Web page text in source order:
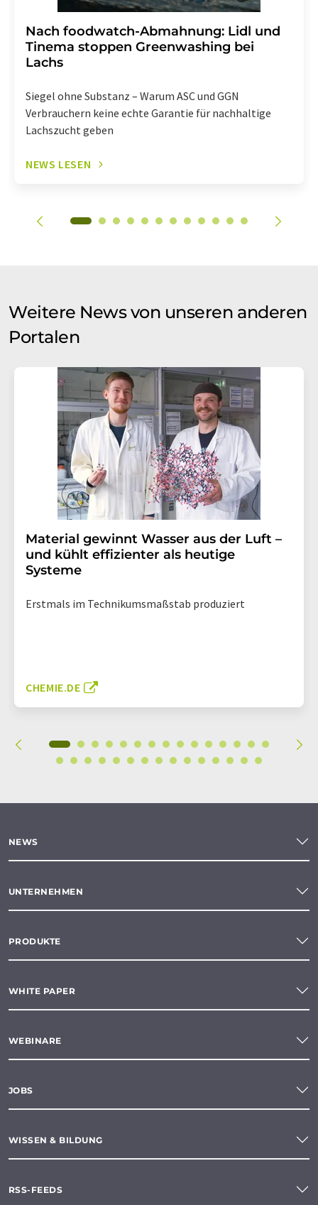
Nach foodwatch-Abmahnung: Lidl und
Tinema stoppen Greenwashing bei
Lachs
Siegel ohne Substanz – Warum ASC und GGN
Verbrauchern keine echte Garantie für nachhaltige
Lachszucht geben
NEWS LESEN
Weitere News von unseren anderen
Portalen
Material gewinnt Wasser aus der Luft –
und kühlt effizienter als heutige
Systeme
Erstmals im Technikumsmaßstab produziert
CHEMIE.DE
NEWS
UNTERNEHMEN
PRODUKTE
WHITE PAPER
WEBINARE
JOBS
WISSEN & BILDUNG
RSS-FEEDS